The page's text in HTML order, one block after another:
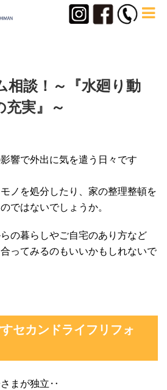
相談！～『水廻り動
充実』～
響で外出に気を遣う日々です
ノを処分したり、家の整理整頓を
ではないでしょうか。
の暮らしやご自宅のあり方など
ってみるのもいいかもしれないで
セカンドライフリフォ
まが独立‥